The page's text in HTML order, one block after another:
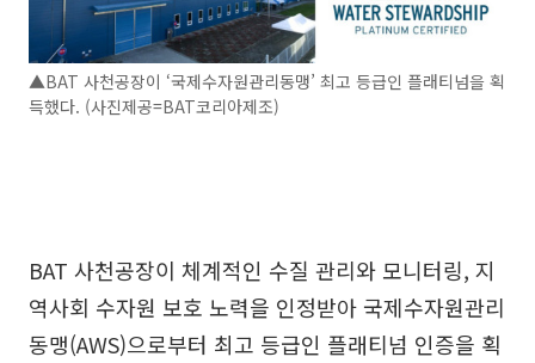
▲BAT 사천공장이 ‘국제수자원관리동맹’ 최고 등급인 플래티넘을 획
득했다. (사진제공=BAT코리아제조)
BAT 사천공장이 체계적인 수질 관리와 모니터링, 지
역사회 수자원 보호 노력을 인정받아 국제수자원관리
동맹(AWS)으로부터 최고 등급인 플래티넘 인증을 획